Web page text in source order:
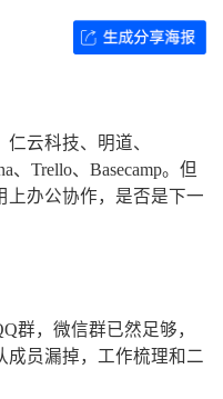
云科技、明道、
、Trello、Basecamp。但
上办公协作，是否是下一
群，微信群已然足够，
成员漏掉，工作梳理和二